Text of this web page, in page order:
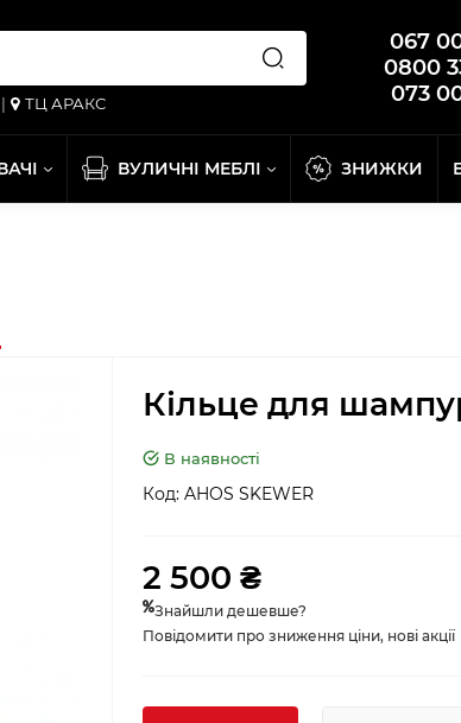
067
0800
073
| ТЦ АРАКС
ВУЛИЧНІ МЕБЛІ ЗНИЖКИ
Кільце для
В наявності
Код: AHOS SKEWER
2 500 ₴
Знайшли дешевше?
Повідомити про зниження ціни, нові акції